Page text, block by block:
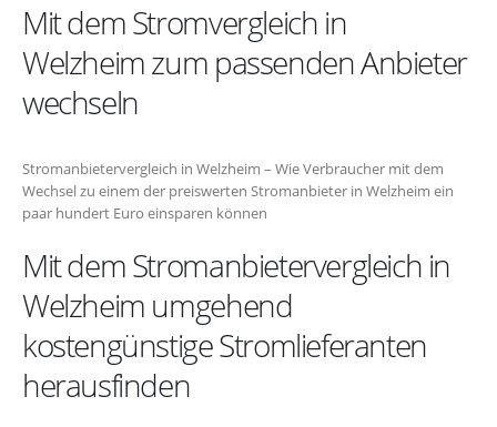
Mit dem Stromvergleich in
Welzheim zum passenden Anbieter
wechseln
Stromanbietervergleich in Welzheim – Wie Verbraucher mit dem
Wechsel zu einem der preiswerten Stromanbieter in Welzheim ein
paar hundert Euro einsparen können
Mit dem Stromanbietervergleich in
Welzheim umgehend
kostengünstige Stromlieferanten
herausfinden